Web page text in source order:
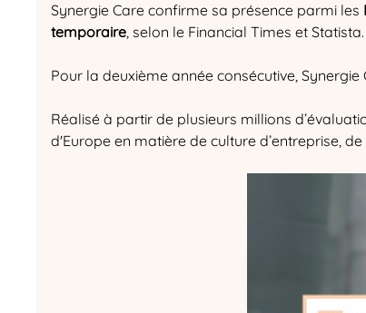
Synergie Care confirme sa présence parmi les
temporaire, selon le Financial Times et Statista.
Pour la deuxième année consécutive,
Réalisé à partir de plusieurs millions
d'Europe en matière de culture d’entreprise,